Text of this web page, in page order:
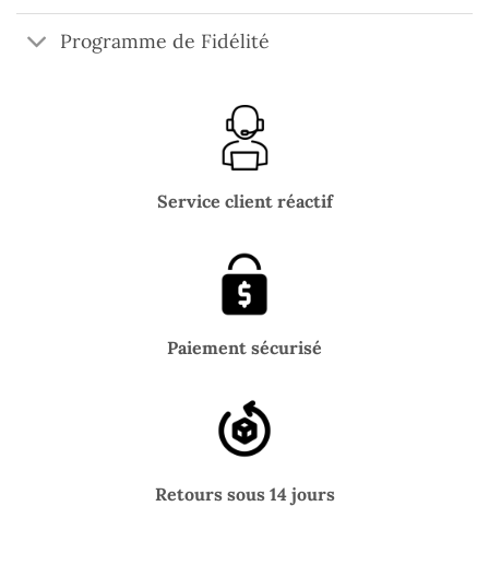
Programme de Fidélité
Service client réactif
Paiement sécurisé
Retours sous 14 jours